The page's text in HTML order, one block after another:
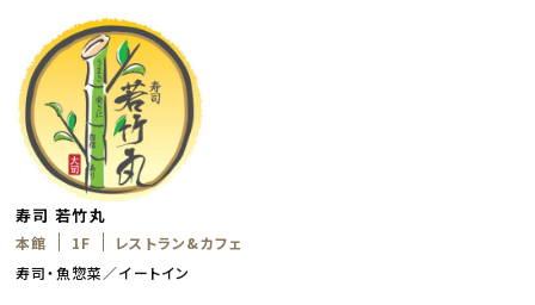
寿司 若竹丸
本館 1F
レストラン&カフェ
寿司・魚惣菜／イートイン